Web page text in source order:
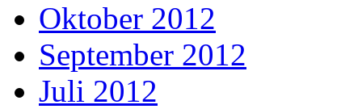
Oktober 2012
September 2012
Juli 2012